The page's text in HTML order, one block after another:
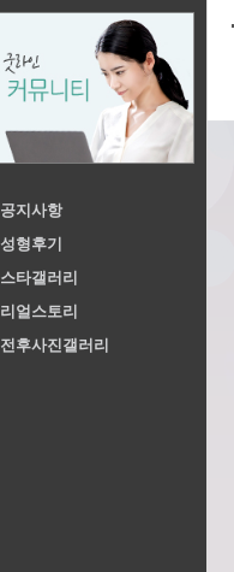
공지사항
성형후기
스타갤러리
리얼스토리
전후사진갤러리